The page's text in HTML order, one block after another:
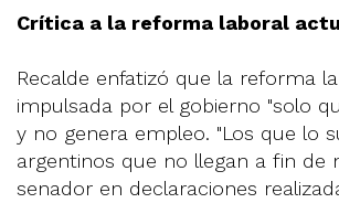
Crítica a la reforma laboral
Recalde enfatizó que la reforma
impulsada por el gobierno "solo
y no genera empleo. "Los que lo
argentinos que no llegan a fin de
senador en declaraciones